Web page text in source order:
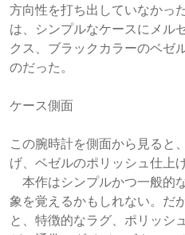
方向性を打ち出していなかっ
は、シンプルなケースにメル
クス、ブラックカラーのベゼ
のだった。
ケース側面
この腕時計を側面から見ると
げ、ベゼルのポリッシュ仕上
本作はシンプルかつ一般的
象を覚えるかもしれない。だ
と、特徴的なラグ、ポリッシ